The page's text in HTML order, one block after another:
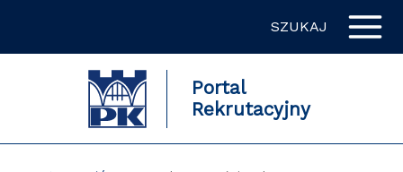
SZUKAJ
Portal
Rekrutacyjny